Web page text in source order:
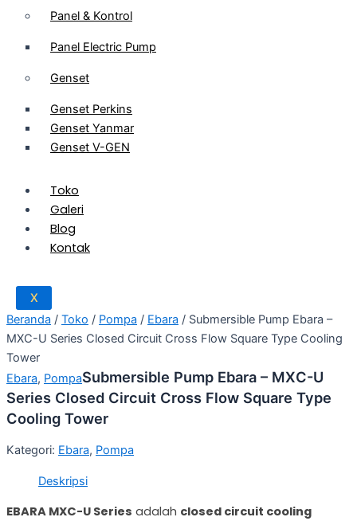
Panel & Kontrol
Panel Electric Pump
Genset
Genset Perkins
Genset Yanmar
Genset V-GEN
Toko
Galeri
Blog
Kontak
X
Beranda / Toko / Pompa / Ebara / Submersible Pump Ebara –
MXC-U Series Closed Circuit Cross Flow Square Type Cooling
Tower
Ebara, PompaSubmersible Pump Ebara – MXC-U
Series Closed Circuit Cross Flow Square Type
Cooling Tower
Kategori: Ebara, Pompa
Deskripsi
EBARA MXC-U Series adalah closed circuit cooling